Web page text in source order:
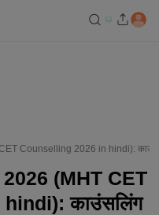
CET Counselling 2026 in hindi):
2026 (MHT CET
काउंसलिंग